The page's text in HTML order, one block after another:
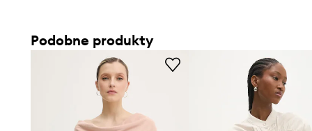
Podobne produkty